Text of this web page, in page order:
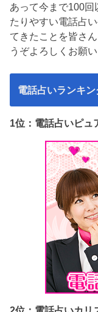
あって今まで100回
たりやすい電話占
てきたことを皆さ
うぞよろしくお願い
電話占いランキン
1位：電話占いピュ